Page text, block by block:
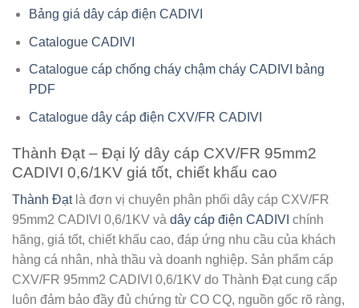
Bảng giá dây cáp điện CADIVI
Catalogue CADIVI
Catalogue cáp chống cháy chậm cháy CADIVI bảng
PDF
Catalogue dây cáp điện CXV/FR CADIVI
Thành Đạt – Đại lý dây cáp CXV/FR 95mm2
CADIVI 0,6/1KV giá tốt, chiết khấu cao
Thành Đạtlà đơn vị chuyên phân phối dây cáp CXV/FR
95mm2 CADIVI 0,6/1KV và dây cáp điện CADIVI chính
hãng, giá tốt, chiết khấu cao, đáp ứng nhu cầu của khách
hàng cá nhân, nhà thầu và doanh nghiệp. Sản phẩm cáp
CXV/FR 95mm2 CADIVI 0,6/1KV do Thành Đạt cung cấp
luôn đảm bảo đầy đủ chứng từ CO CQ, nguồn gốc rõ ràng,